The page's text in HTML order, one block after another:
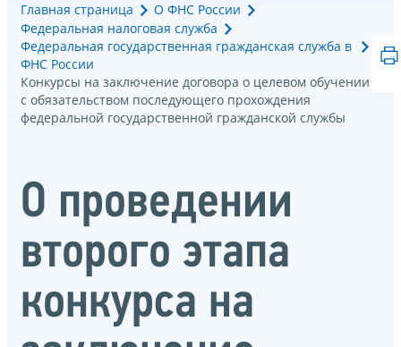
Главная страница
О ФНС России
Федеральная налоговая служба
Федеральная государственная гражданская служба в
ФНС России
Конкурсы на заключение договора о целевом обучении
с обязательством последующего прохождения
федеральной государственной гражданской службы
О проведении
второго этапа
конкурса на